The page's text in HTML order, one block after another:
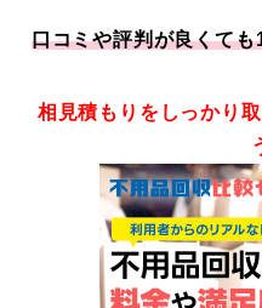
口コミや評判が良くて
相見積もりをしっかり